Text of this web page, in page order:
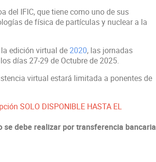
del IFIC, que tiene como uno de sus
de física de partículas y nuclear a la
edición virtual de2020, las jornadas
días 27-29 de Octubre de 2025.
virtual estará limitada a ponentes de
SOLO DISPONIBLE HASTA EL
debe realizar por transferencia bancaria